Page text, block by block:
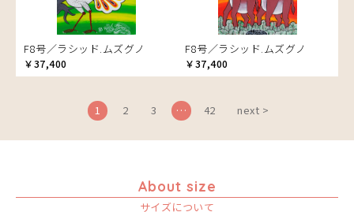
ライオン
漁
ワニ
F8号／ラシッド.ムズグノ
￥37,400
F8号／ラシッド.ムズグノ
￥37,400
1 2 3 … 42 next >
About size
サイズについて